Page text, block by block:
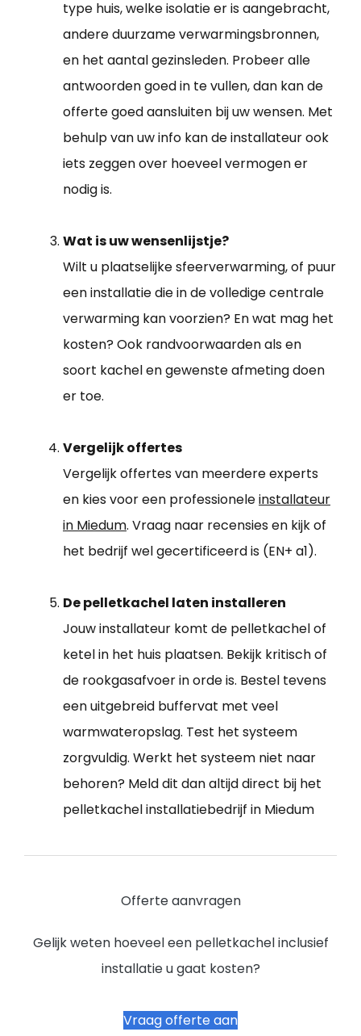
type huis, welke isolatie er is aangebracht,
andere duurzame verwarmingsbronnen,
en het aantal gezinsleden. Probeer alle
antwoorden goed in te vullen, dan kan de
offerte goed aansluiten bij uw wensen. Met
behulp van uw info kan de installateur ook
iets zeggen over hoeveel vermogen er
nodig is.
Wat is uw wensenlijstje?
Wilt u plaatselijke sfeerverwarming, of puur
een installatie die in de volledige centrale
verwarming kan voorzien? En wat mag het
kosten? Ook randvoorwaarden als en
soort kachel en gewenste afmeting doen
er toe.
Vergelijk offertes
Vergelijk offertes van meerdere experts
en kies voor een professioneleinstallateur
in Miedum. Vraag naar recensies en kijk of
het bedrijf wel gecertificeerd is (EN+ a1).
De pelletkachel laten installeren
Jouw installateur komt de pelletkachel of
ketel in het huis plaatsen. Bekijk kritisch of
de rookgasafvoer in orde is. Bestel tevens
een uitgebreid buffervat met veel
warmwateropslag. Test het systeem
zorgvuldig. Werkt het systeem niet naar
behoren? Meld dit dan altijd direct bij het
pelletkachel installatiebedrijf in Miedum
Offerte aanvragen
Gelijk weten hoeveel een pelletkachel inclusief
installatie u gaat kosten?
Vraag offerte aan